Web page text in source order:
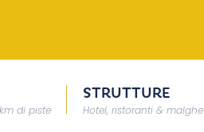
di piste
STRUTTURE
Hotel, ristoranti & malghe